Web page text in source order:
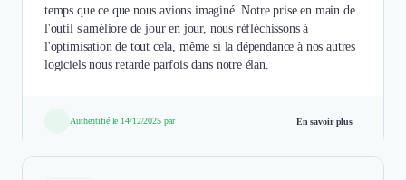
temps que ce que nous avions imaginé. Notre prise en main de
l'outil s'améliore de jour en jour, nous réfléchissons à
l'optimisation de tout cela, même si la dépendance à nos autres
logiciels nous retarde parfois dans notre élan.
Authentifié le 14/12/2025 par En savoir plus